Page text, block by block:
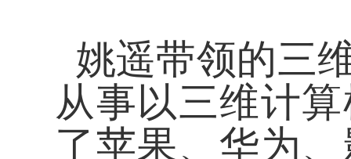
姚遥带领的三
从事以三维计
了苹果、华为